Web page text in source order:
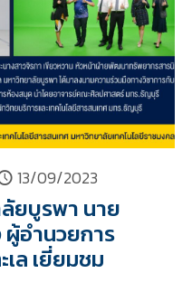
13/09/2023
ยบูรพา นาย
ผู้อำนวยการ
ล เยี่ยมชม